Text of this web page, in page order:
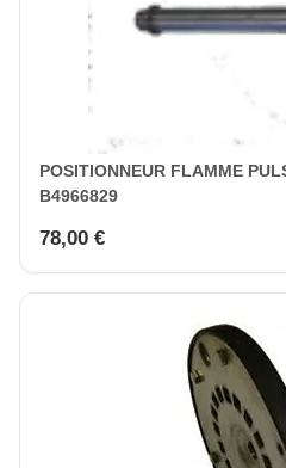
POSITIONNEUR FLAMME
B4966829
78,00 €